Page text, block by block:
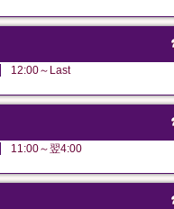
12:00～Last
11:00～翌4:00